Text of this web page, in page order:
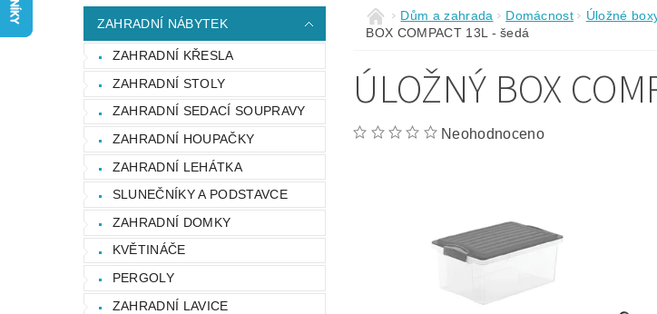
STRUČNĚ O DOPRAVĚ A PLATBĚ NAPIŠTE NÁM OBCHODNÍ
OCHRANA OSOBNÍCH ÚDAJŮ
ZAHRADNÍ NÁBYTEK
ZAHRADNÍ KŘESLA
ZAHRADNÍ STOLY
ZAHRADNÍ SEDACÍ SOUPRAVY
ZAHRADNÍ HOUPAČKY
ZAHRADNÍ LEHÁTKA
SLUNEČNÍKY A PODSTAVCE
ZAHRADNÍ DOMKY
KVĚTINÁČE
PERGOLY
ZAHRADNÍ LAVICE
Dům a zahrada Domácnost Úložné
BOX COMPACT 13L - šedá
ÚLOŽNÝ BOX
Neohodnoceno